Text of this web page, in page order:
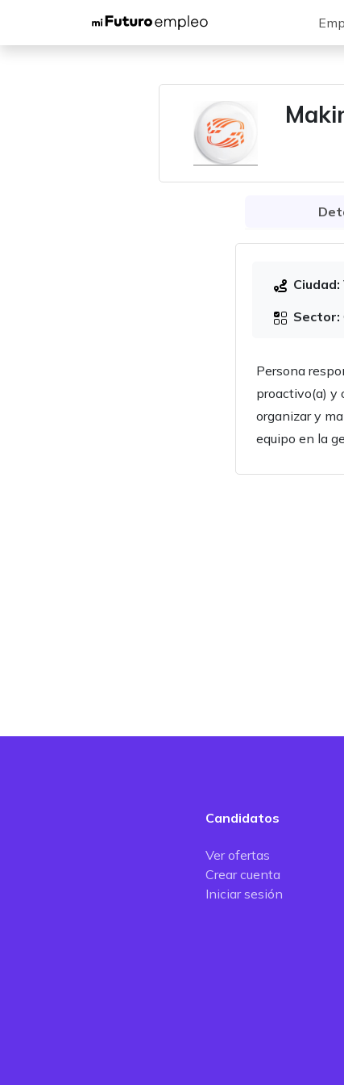
Ciudad:
Sector:
Persona
proactivo(a) y
organizar y
equipo en la
Candidatos
Ver ofertas
Crear cuenta
Iniciar sesión